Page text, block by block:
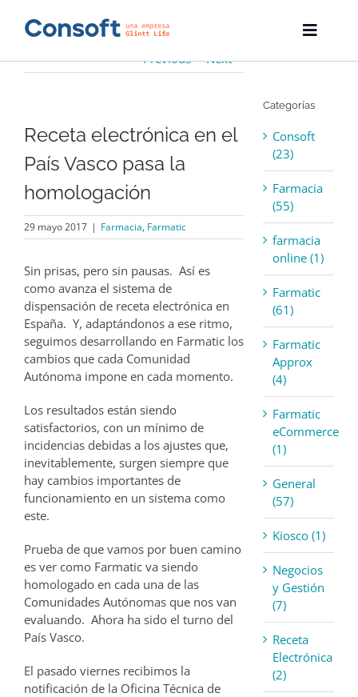
Toggle
Servicios
Blog
Empresa
Contacto
Previous Next
Receta electrónica en el
País Vasco pasa la
homologación
29 mayo 2017 | Farmacia, Farmatic
Sin prisas, pero sin pausas. Así es
como avanza el sistema de
dispensación de receta electrónica en
España. Y, adaptándonos a ese ritmo,
seguimos desarrollando en Farmatic los
cambios que cada Comunidad
Autónoma impone en cada momento.
Los resultados están siendo
satisfactorios, con un mínimo de
incidencias debidas a los ajustes que,
inevitablemente, surgen siempre que
hay cambios importantes de
funcionamiento en un sistema como
este.
Prueba de que vamos por buen camino
es ver como Farmatic va siendo
homologado en cada una de las
Comunidades Autónomas que nos van
evaluando. Ahora ha sido el turno del
País Vasco.
El pasado viernes recibimos la
notificación de la Oficina Técnica de
Categorías
Consoft
(23)
Farmacia
(55)
farmacia
online (1)
Farmatic
(61)
Farmatic
Approx
(4)
Farmatic
eCommerce
(1)
General
(57)
Kiosco (1)
Negocios
y Gestión
(7)
Receta
Electrónica
(2)